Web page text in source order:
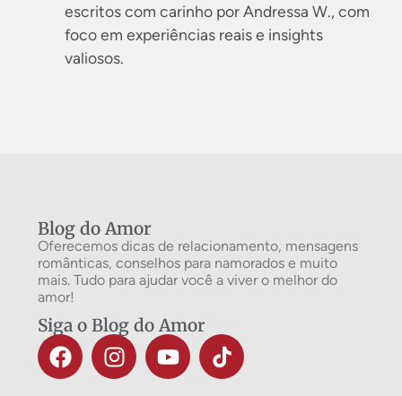
escritos com carinho por Andressa W., com
foco em experiências reais e insights
valiosos.
Blog do Amor
Oferecemos dicas de relacionamento, mensagens
românticas, conselhos para namorados e muito
mais. Tudo para ajudar você a viver o melhor do
amor!
Siga o Blog do Amor